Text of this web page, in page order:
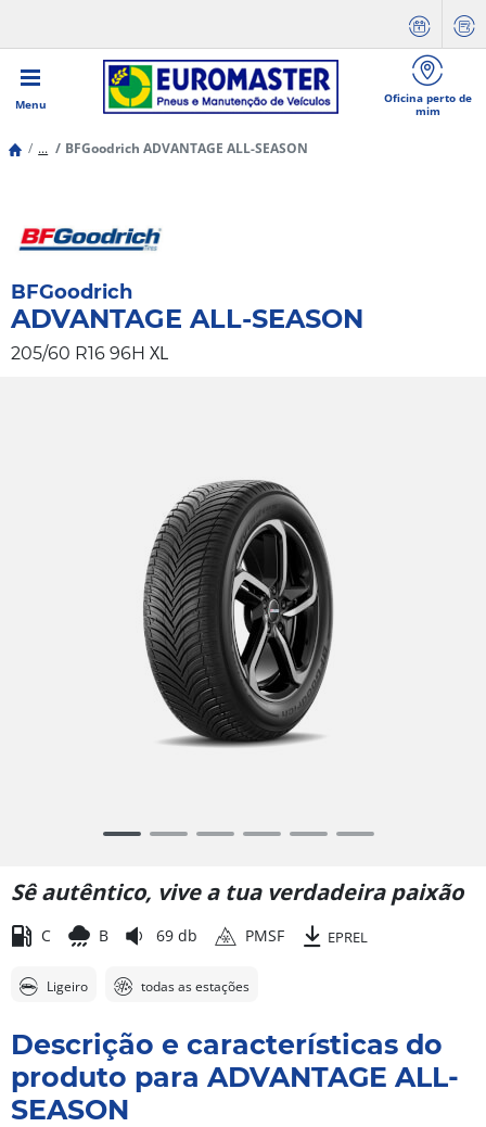
Menu
Oficina perto de
mim
... BFGoodrich ADVANTAGE ALL-SEASON
BFGoodrich
ADVANTAGE ALL-SEASON
205/60 R16 96H XL
6
Sê autêntico, vive a tua verdadeira paixão
C B 69 db PMSF EPREL
Ligeiro todas as estações
Descrição e características do
produto para ADVANTAGE ALL-
SEASON